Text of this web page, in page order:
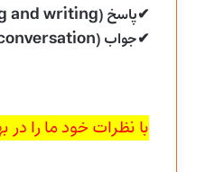
✔پاسخ (and writing)
✔جواب (
با نظرات خود ما را